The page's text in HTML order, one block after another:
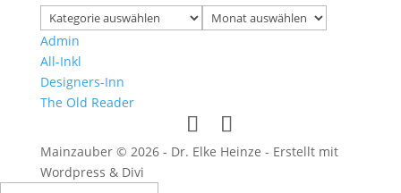
Kategorien
Archiv
Admin
All-Inkl
Designers-Inn
The Old Reader
Mainzauber © 2026 - Dr. Elke Heinze - Erstellt mit
Wordpress & Divi